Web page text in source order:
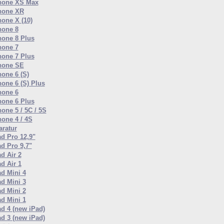
XS Max
XR
X (10)
8
8 Plus
7
7 Plus
SE
6 (S)
6 (S) Plus
6
6 Plus
5 / 5C / 5S
4 / 4S
Pro 12,9"
Pro 9,7"
Air 2
Air 1
Mini 4
Mini 3
Mini 2
Mini 1
4 (new iPad)
3 (new iPad)